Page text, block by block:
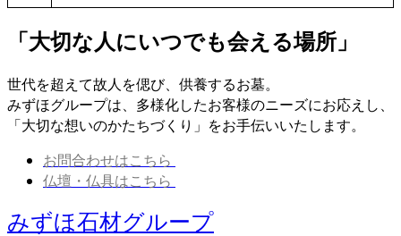
「大切な人にいつでも会える場所」
世代を超えて故人を偲び、供養するお墓。
みずほグループは、多様化したお客様のニーズにお応えし、
「大切な想いのかたちづくり」をお手伝いいたします。
お問合わせはこちら
仏壇・仏具はこちら
みずほ石材グループ